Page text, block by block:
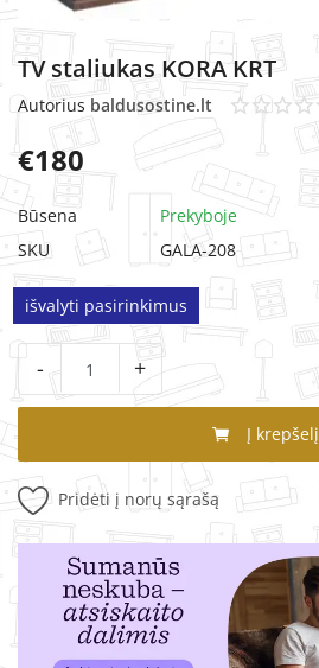
TV staliukas KORA KRT
Autorius baldusostine.lt
€180
Būsena
Prekyboje
SKU
GALA-208
išvalyti pasirinkimus
- +
Į krepšelį
Pridėti į norų sąrašą